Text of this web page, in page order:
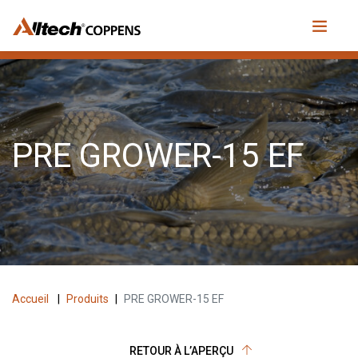
PRE GROWER-15 EF
Accueil Produits PRE GROWER-15 EF
RETOUR À L’APERÇU